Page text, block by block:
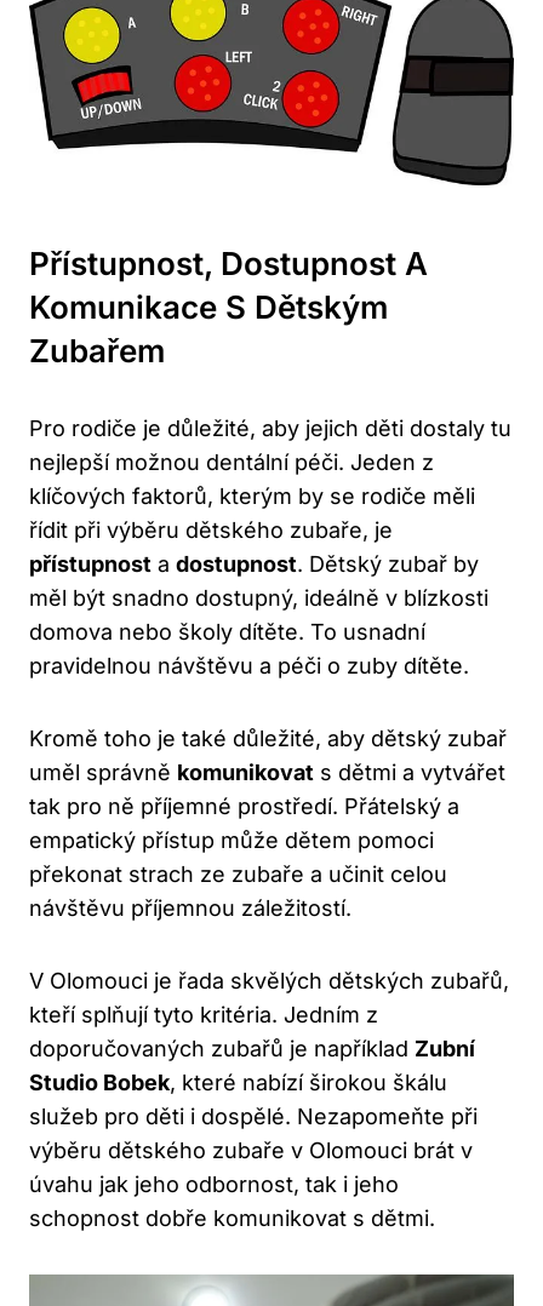
Přístupnost, Dostupnost A
Komunikace S Dětským
Zubařem
Pro rodiče je důležité, aby jejich děti dostaly tu
nejlepší možnou dentální péči. Jeden z
klíčových faktorů, kterým by se rodiče měli
řídit při výběru dětského zubaře, je
přístupnost a dostupnost. Dětský zubař by
měl být snadno dostupný, ideálně v blízkosti
domova nebo školy dítěte. To usnadní
pravidelnou návštěvu a péči o zuby dítěte.
Kromě toho je také důležité, aby dětský zubař
uměl správně komunikovat s dětmi a vytvářet
tak pro ně příjemné prostředí. Přátelský a
empatický přístup může dětem pomoci
překonat strach ze zubaře a učinit celou
návštěvu příjemnou záležitostí.
V Olomouci je řada skvělých dětských zubařů,
kteří splňují tyto kritéria. Jedním z
doporučovaných zubařů je například Zubní
Studio Bobek, které nabízí širokou škálu
služeb pro děti i dospělé. Nezapomeňte při
výběru dětského zubaře v Olomouci brát v
úvahu jak jeho odbornost, tak i jeho
schopnost dobře komunikovat s dětmi.